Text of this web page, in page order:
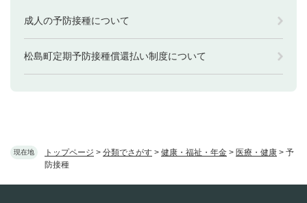
現在地 トップページ > 分類でさがす > 健康・福祉・年金 > 医療・健康 > 予
防接種
成人の予防接種について
松島町定期予防接種償還払い制度について